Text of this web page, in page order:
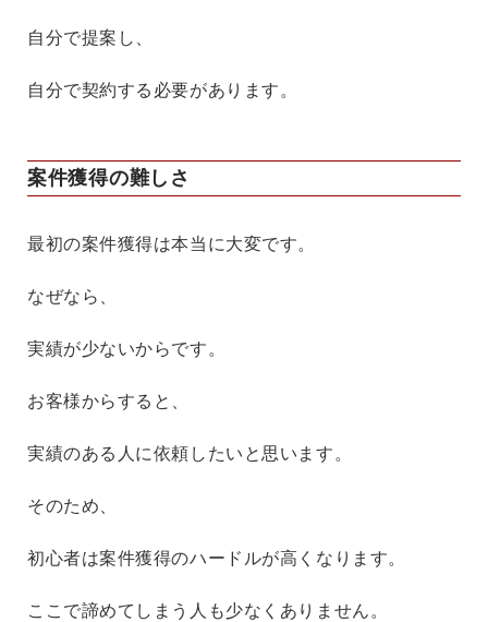
自分で提案し、
自分で契約する必要があります。
案件獲得の難しさ
最初の案件獲得は本当に大変です。
なぜなら、
実績が少ないからです。
お客様からすると、
実績のある人に依頼したいと思います。
そのため、
初心者は案件獲得のハードルが高くなります。
ここで諦めてしまう人も少なくありません。